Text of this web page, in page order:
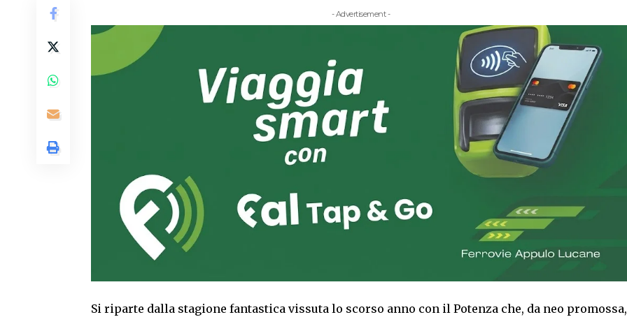
- Advertisement -
Si riparte dalla stagione fantastica vissuta lo scorso anno con il Potenza che, da neo promossa,